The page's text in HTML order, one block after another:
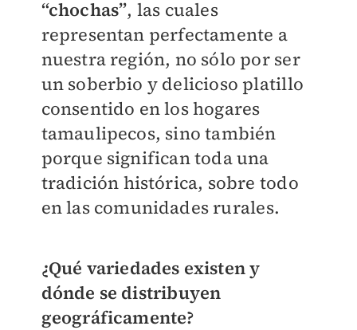
“chochas”, las cuales
representan perfectamente a
nuestra región, no sólo por ser
un soberbio y delicioso platillo
consentido en los hogares
tamaulipecos, sino también
porque significan toda una
tradición histórica, sobre todo
en las comunidades rurales.
¿Qué variedades existen y
dónde se distribuyen
geográficamente?